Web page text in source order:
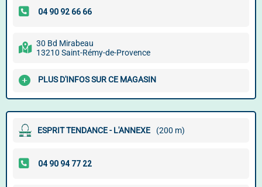
30 Bd Mirabeau
13210 Saint-Rémy-de-Provence
PLUS D'INFOS SUR CE MAGASIN
ESPRIT TENDANCE - L'ANNEXE (200 m)